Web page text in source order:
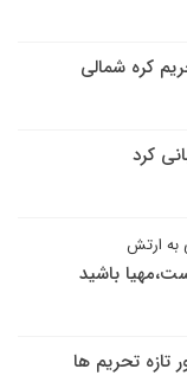
کره شمالی
کرد
به ارتش
باشید
تازه تحریم ها